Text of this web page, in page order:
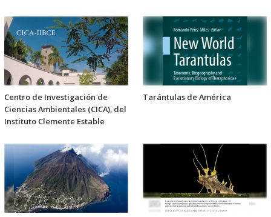
Centro de Investigación de
Ciencias Ambientales (CICA), del
Instituto Clemente Estable
Tarántulas de América